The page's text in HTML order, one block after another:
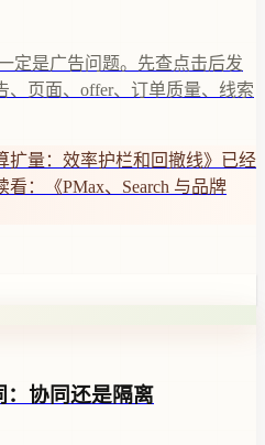
定是广告问题。先查点击后发
、页面、offer、订单质量、线索
扩量：效率护栏和回撤线》已经
：《PMax、Search 与品牌
：协同还是隔离